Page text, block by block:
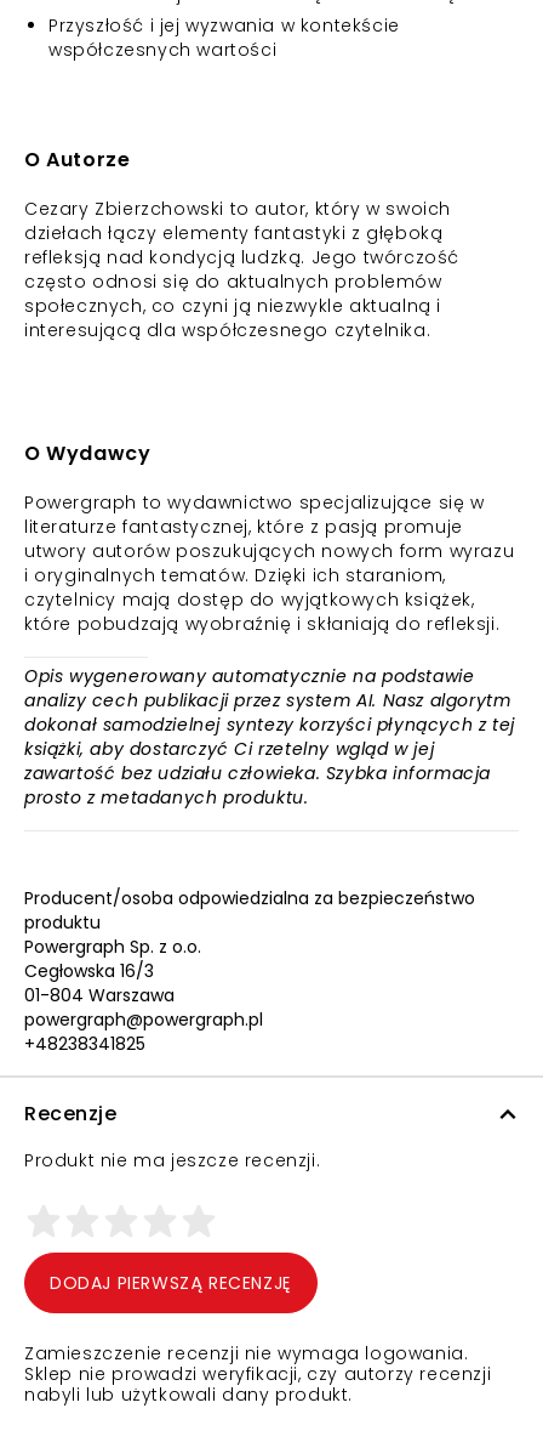
Przyszłość i jej wyzwania w kontekście
współczesnych wartości
O Autorze
Cezary Zbierzchowski to autor, który w swoich
dziełach łączy elementy fantastyki z głęboką
refleksją nad kondycją ludzką. Jego twórczość
często odnosi się do aktualnych problemów
społecznych, co czyni ją niezwykle aktualną i
interesującą dla współczesnego czytelnika.
O Wydawcy
Powergraph to wydawnictwo specjalizujące się w
literaturze fantastycznej, które z pasją promuje
utwory autorów poszukujących nowych form wyrazu
i oryginalnych tematów. Dzięki ich staraniom,
czytelnicy mają dostęp do wyjątkowych książek,
które pobudzają wyobraźnię i skłaniają do refleksji.
Opis wygenerowany automatycznie na podstawie
analizy cech publikacji przez system AI. Nasz algorytm
dokonał samodzielnej syntezy korzyści płynących z tej
książki, aby dostarczyć Ci rzetelny wgląd w jej
zawartość bez udziału człowieka. Szybka informacja
prosto z metadanych produktu.
Producent/osoba odpowiedzialna za bezpieczeństwo
produktu
Powergraph Sp. z o.o.
Cegłowska 16/3
01-804 Warszawa
powergraph@powergraph.pl
+48238341825
Recenzje
Produkt nie ma jeszcze recenzji.
DODAJ PIERWSZĄ RECENZJĘ
Zamieszczenie recenzji nie wymaga logowania.
Sklep nie prowadzi weryfikacji, czy autorzy recenzji
nabyli lub użytkowali dany produkt.